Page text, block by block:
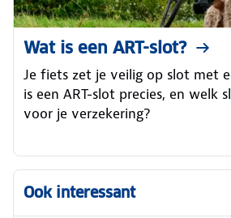
Wat is een ART-slot?
Je fiets zet je veilig op slot met
is een ART-slot precies, en welk
voor je verzekering?
Ook interessant